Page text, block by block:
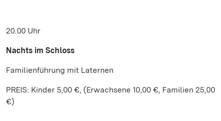
20.00 Uhr
Nachts im Schloss
Familienführung mit Laternen
PREIS: Kinder 5,00 €, (Erwachsene 10,00 €, Familien 25,00
€)